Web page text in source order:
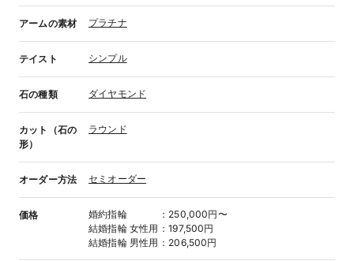
アームの素材 プラチナ
テイスト シンプル
石の種類 ダイヤモンド
カット（石の
形）
ラウンド
オーダー方法 セミオーダー
価格 婚約指輪 ： 250,000円〜
結婚指輪 女性用 ：197,500円
結婚指輪 男性用 ： 206,500円